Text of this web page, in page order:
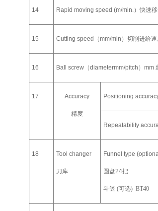
14 Rapid moving speed (m/min.）快速移
15 Cutting speed （mm/min ）切削进给速
16 Ball screw （diametermm/pitch ） mm
17 Accuracy
精度
Positioning
Repeatability
18 Tool changer
刀库
Funnel type
圆盘24把
斗笠 (可选) BT40